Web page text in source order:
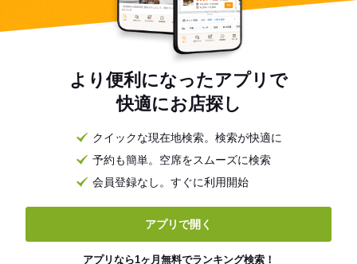
より便利になったアプリで
快適にお店探し
クイックな現在地検索。検索が快適に
予約も簡単。空席をスムーズに検索
会員登録なし。すぐに利用開始
アプリで開く
アプリなら1ヶ月無料でランキング検索！